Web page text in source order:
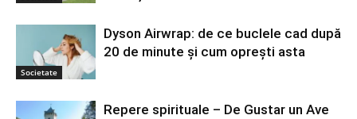
Societate
Dyson Airwrap: de ce buclele cad după
20 de minute și cum oprești asta
Repere spirituale – De Gustar un Ave